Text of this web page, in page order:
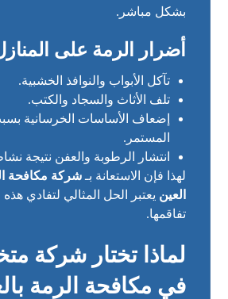
بشكل مباشر.
أضرار الرمة على
تآكل الأبواب والنوافذ الخشبية.
تلف الأثاث والسجاد والكتب.
إضعاف الأساسات الخرسانية
المستمر.
انتشار الرطوبة والعفن نتيجة
لهذا فإن الاستعانة بـشركة مكافحة
العين يعتبر الحل المثالي لتفادي
تفاقمها.
لماذا تختار شركة
في مكافحة الرمة